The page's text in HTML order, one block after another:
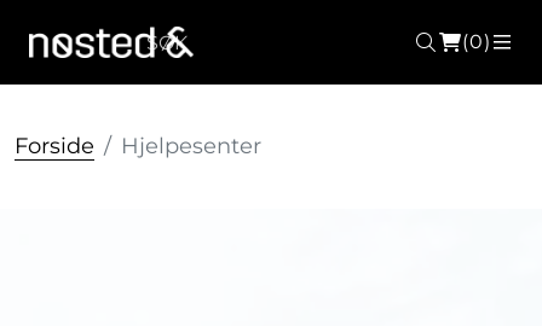
Søk
(0)
Forside Hjelpesenter